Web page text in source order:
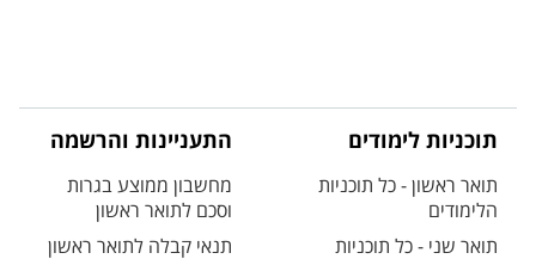
תוכניות לימודים
תואר ראשון - כל תוכניות
הלימודים
תואר שני - כל תוכניות
התעניינות והרשמה
מחשבון ממוצע בגרות
וסכם לתואר ראשון
תנאי קבלה לתואר ראשון